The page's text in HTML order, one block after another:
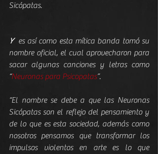
Sicópatas.
Y
  es así como esta mítica banda tomó su
nombre oficial, el cual aprovecharon para
sacar algunas canciones y letras como
“Neuronas para Psicopatas”.
“El nombre se debe a que las Neuronas
Sicópatas son el reflejo del pensamiento y
de lo que es esta sociedad, además como
nosotros pensamos que transformar los
impulsos violentos en arte es lo que